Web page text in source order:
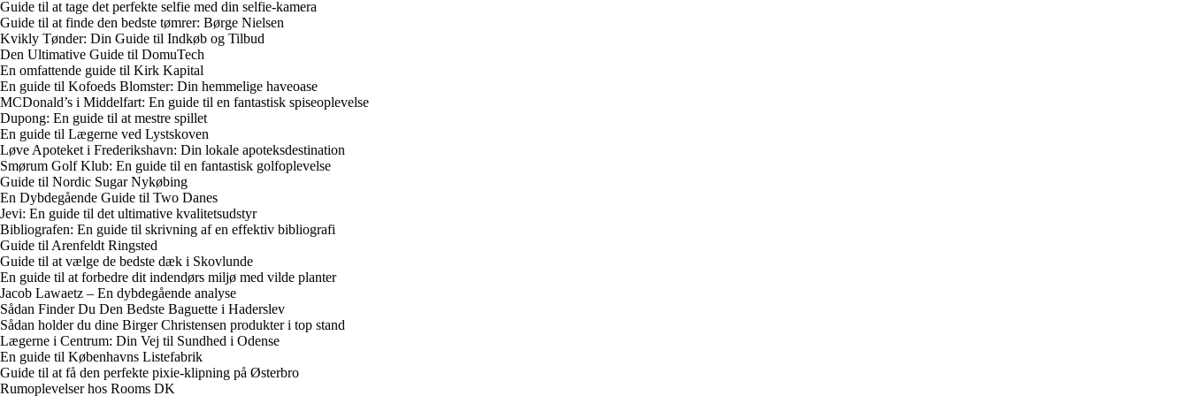
Guide til at tage det perfekte selfie med din selfie-kamera
Guide til at finde den bedste tømrer: Børge Nielsen
Kvikly Tønder: Din Guide til Indkøb og Tilbud
Den Ultimative Guide til DomuTech
En omfattende guide til Kirk Kapital
En guide til Kofoeds Blomster: Din hemmelige haveoase
MCDonald’s i Middelfart: En guide til en fantastisk spiseoplevelse
Dupong: En guide til at mestre spillet
En guide til Lægerne ved Lystskoven
Løve Apoteket i Frederikshavn: Din lokale apoteksdestination
Smørum Golf Klub: En guide til en fantastisk golfoplevelse
Guide til Nordic Sugar Nykøbing
En Dybdegående Guide til Two Danes
Jevi: En guide til det ultimative kvalitetsudstyr
Bibliografen: En guide til skrivning af en effektiv bibliografi
Guide til Arenfeldt Ringsted
Guide til at vælge de bedste dæk i Skovlunde
En guide til at forbedre dit indendørs miljø med vilde planter
Jacob Lawaetz – En dybdegående analyse
Sådan Finder Du Den Bedste Baguette i Haderslev
Sådan holder du dine Birger Christensen produkter i top stand
Lægerne i Centrum: Din Vej til Sundhed i Odense
En guide til Københavns Listefabrik
Guide til at få den perfekte pixie-klipning på Østerbro
Rumoplevelser hos Rooms DK